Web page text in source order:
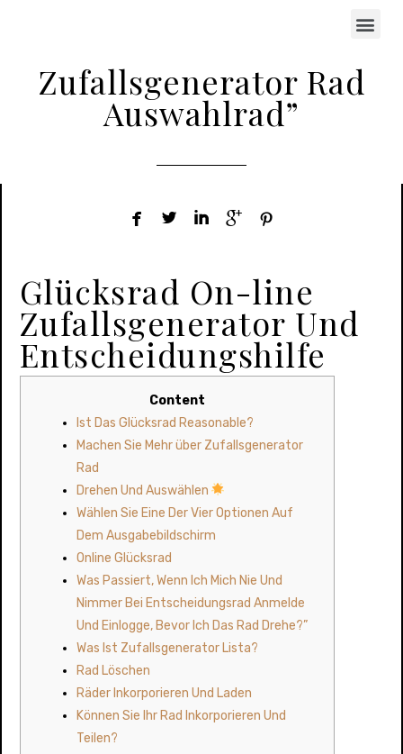
Zufallsgenerator Rad
Auswahlrad”
    
Glücksrad On-line
Zufallsgenerator Und
Entscheidungshilfe
Content
Ist Das Glücksrad Reasonable?
Machen Sie Mehr über Zufallsgenerator
Rad
Drehen Und Auswählen
Wählen Sie Eine Der Vier Optionen Auf
Dem Ausgabebildschirm
Online Glücksrad
Was Passiert, Wenn Ich Mich Nie Und
Nimmer Bei Entscheidungsrad Anmelde
Und Einlogge, Bevor Ich Das Rad Drehe?”
Was Ist Zufallsgenerator Lista?
Rad Löschen
Räder Inkorporieren Und Laden
Können Sie Ihr Rad Inkorporieren Und
Teilen?